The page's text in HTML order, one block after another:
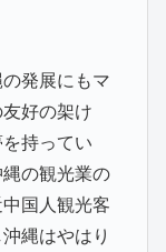
発展にもマ
好の架け
持ってい
の観光業の
国人観光客
縄はやはり